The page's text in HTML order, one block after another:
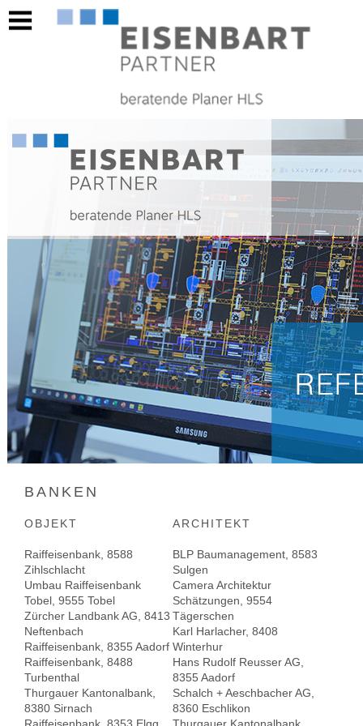
https://eisenbart-partner.ch/banken
BANKEN
OBJEKT
Raiffeisenbank, 8588
Zihlschlacht
Umbau Raiffeisenbank
Tobel, 9555 Tobel
Zürcher Landbank AG, 8413
Neftenbach
Raiffeisenbank, 8355 Aadorf
Raiffeisenbank, 8488
Turbenthal
Thurgauer Kantonalbank,
8380 Sirnach
ARCHITEKT
BLP Baumanagement, 8583
Sulgen
Camera Architektur
Schätzungen, 9554
Tägerschen
Karl Harlacher, 8408
Winterhur
Hans Rudolf Reusser AG,
8355 Aadorf
Schalch + Aeschbacher AG,
8360 Eschlikon